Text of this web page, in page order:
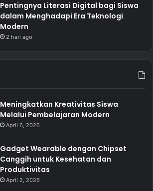
Pentingnya Literasi Digital bagi Siswa
dalam Menghadapi Era Teknologi
Modern
2 hari ago
Meningkatkan Kreativitas Siswa
Melalui Pembelajaran Modern
April 6, 2026
Gadget Wearable dengan Chipset
Canggih untuk Kesehatan dan
Produktivitas
April 2, 2026